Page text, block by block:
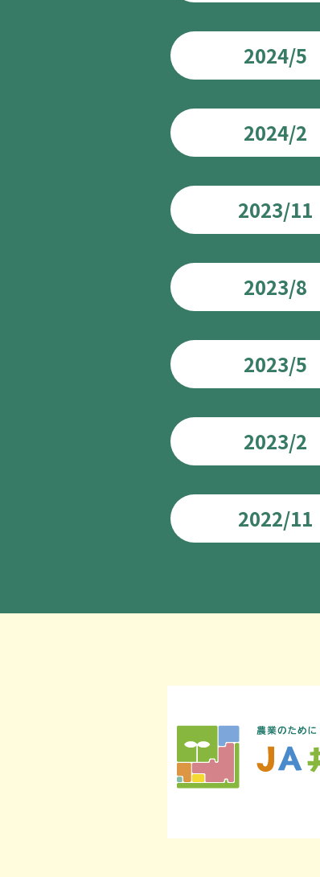
2024/5
2024/2
2023/11
2023/8
2023/5
2023/2
2022/11